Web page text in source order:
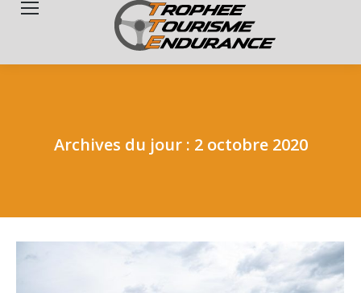
Archives du jour : 2 octobre 2020